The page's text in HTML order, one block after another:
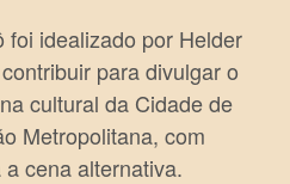
idealizado por Helder
para divulgar o
cultural da Cidade de
Metropolitana, com
cena alternativa.